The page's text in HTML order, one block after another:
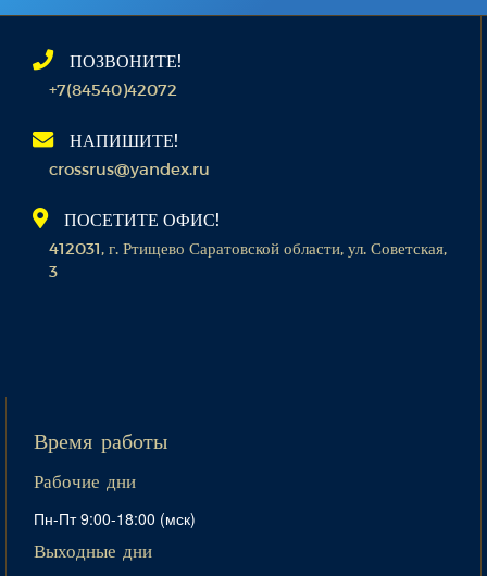
ПОЗВОНИТЕ!
+7(84540)42072
НАПИШИТЕ!
crossrus@yandex.ru
ПОСЕТИТЕ ОФИС!
412031, г. Ртищево Саратовской области, ул. Советская,
3
Время работы
Рабочие дни
Пн-Пт 9:00-18:00 (мск)
Выходные дни